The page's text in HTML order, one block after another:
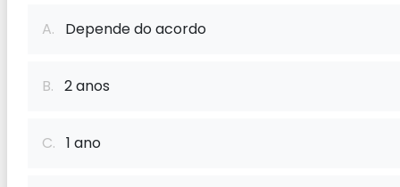
A. Depende do acordo
B. 2 anos
C. 1 ano